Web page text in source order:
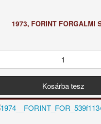
1973, FORINT FORGALMI